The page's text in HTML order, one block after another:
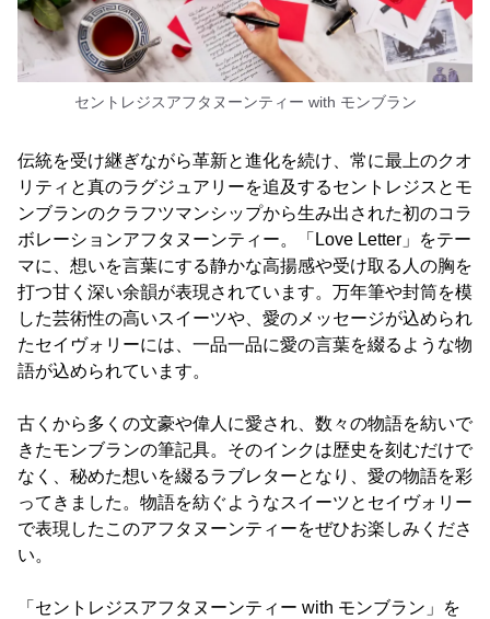
セントレジスアフタヌーンティー with モンブラン
伝統を受け継ぎながら革新と進化を続け、常に最上のクオ
リティと真のラグジュアリーを追及するセントレジスとモ
ンブランのクラフツマンシップから生み出された初のコラ
ボレーションアフタヌーンティー。「Love Letter」をテー
マに、想いを言葉にする静かな高揚感や受け取る人の胸を
打つ甘く深い余韻が表現されています。万年筆や封筒を模
した芸術性の高いスイーツや、愛のメッセージが込められ
たセイヴォリーには、一品一品に愛の言葉を綴るような物
語が込められています。
古くから多くの文豪や偉人に愛され、数々の物語を紡いで
きたモンブランの筆記具。そのインクは歴史を刻むだけで
なく、秘めた想いを綴るラブレターとなり、愛の物語を彩
ってきました。物語を紡ぐようなスイーツとセイヴォリー
で表現したこのアフタヌーンティーをぜひお楽しみくださ
い。
「セントレジスアフタヌーンティー with モンブラン」を